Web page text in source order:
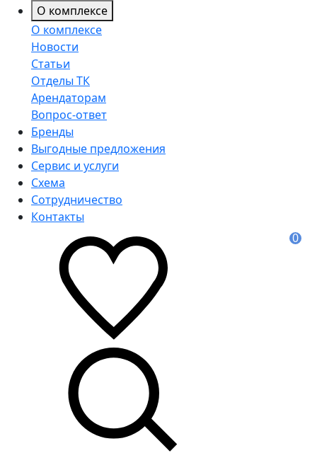
О комплексе
О комплексе
Новости
Статьи
Отделы ТК
Арендаторам
Вопрос-ответ
Бренды
Выгодные предложения
Сервис и услуги
Схема
Сотрудничество
Контакты
0